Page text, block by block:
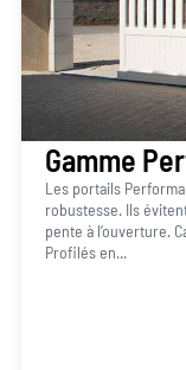
Gamme
Les portails
robustesse. Ils
pente à l’ouverture.
Profilés en...